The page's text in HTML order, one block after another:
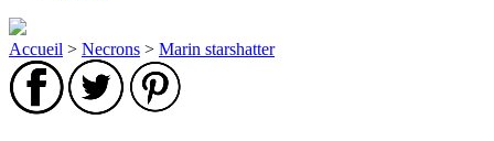
Accueil > Necrons > Marin starshatter